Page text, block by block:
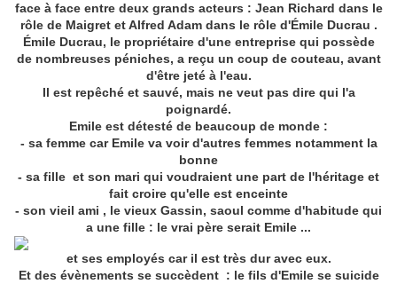
face à face entre deux grands acteurs : Jean Richard dans le
rôle de Maigret et Alfred Adam dans le rôle d'Émile Ducrau .
Émile Ducrau, le propriétaire d'une entreprise qui possède
de nombreuses péniches, a reçu un coup de couteau, avant
d'être jeté à l'eau.
Il est repêché et sauvé, mais ne veut pas dire qui l'a
poignardé.
Emile est détesté de beaucoup de monde :
- sa femme car Emile va voir d'autres femmes notamment la
bonne
- sa fille et son mari qui voudraient une part de l'héritage et
fait croire qu'elle est enceinte
- son vieil ami , le vieux Gassin, saoul comme d'habitude qui
a une fille : le vrai père serait Emile ...
et ses employés car il est très dur avec eux.
Et des évènements se succèdent : le fils d'Emile se suicide